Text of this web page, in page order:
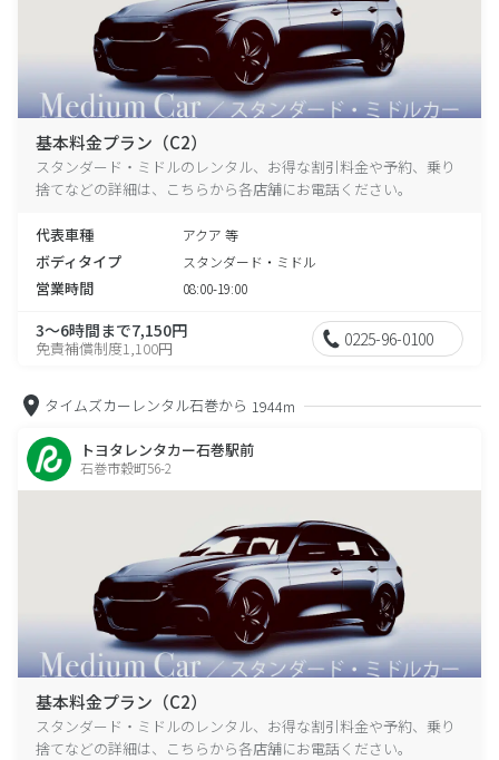
基本料金プラン（C2）
スタンダード・ミドルのレンタル、お得な割引料金や予約、乗り
捨てなどの詳細は、こちらから各店舗にお電話ください。
代表車種 アクア 等
ボディタイプ スタンダード・ミドル
営業時間 08:00-19:00
3～6時間まで7,150円
免責補償制度1,100円 0225-96-0100
タイムズカーレンタル石巻から 1944m
トヨタレンタカー石巻駅前
石巻市穀町56-2
基本料金プラン（C2）
スタンダード・ミドルのレンタル、お得な割引料金や予約、乗り
捨てなどの詳細は、こちらから各店舗にお電話ください。